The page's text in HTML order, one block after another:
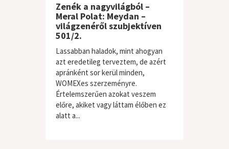
Zenék a nagyvilágból –
Meral Polat: Meydan –
világzenéről szubjektíven
501/2.
Lassabban haladok, mint ahogyan
azt eredetileg terveztem, de azért
apránként sor kerül minden,
WOMEXes szerzeményre.
Értelemszerűen azokat veszem
előre, akiket vagy láttam élőben ez
alatt a...
világzene / folk